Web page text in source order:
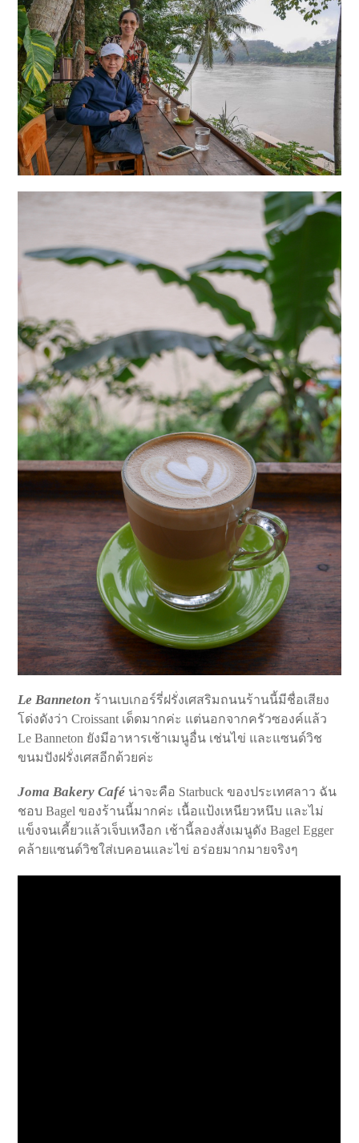
Le Banneton ร้านเบเกอร์รี่ฝรั่งเศสริมถนนร้านนี้มีชื่อเสียง
โด่งดังว่า Croissant เด็ดมากค่ะ แต่นอกจากครัวซองค์แล้ว
Le Banneton ยังมีอาหารเช้าเมนูอื่น เช่นไข่ และแซนด์วิช
ขนมปังฝรั่งเศสอีกด้วยค่ะ
Joma Bakery Café น่าจะคือ Starbuck ของประเทศลาว ฉัน
ชอบ Bagel ของร้านนี้มากค่ะ เนื้อแป้งเหนียวหนึบ และไม่
แข็งจนเคี้ยวแล้วเจ็บเหงือก เช้านี้ลองสั่งเมนูดัง Bagel Egger
คล้ายแซนด์วิชใส่เบคอนและไข่ อร่อยมากมายจริงๆ